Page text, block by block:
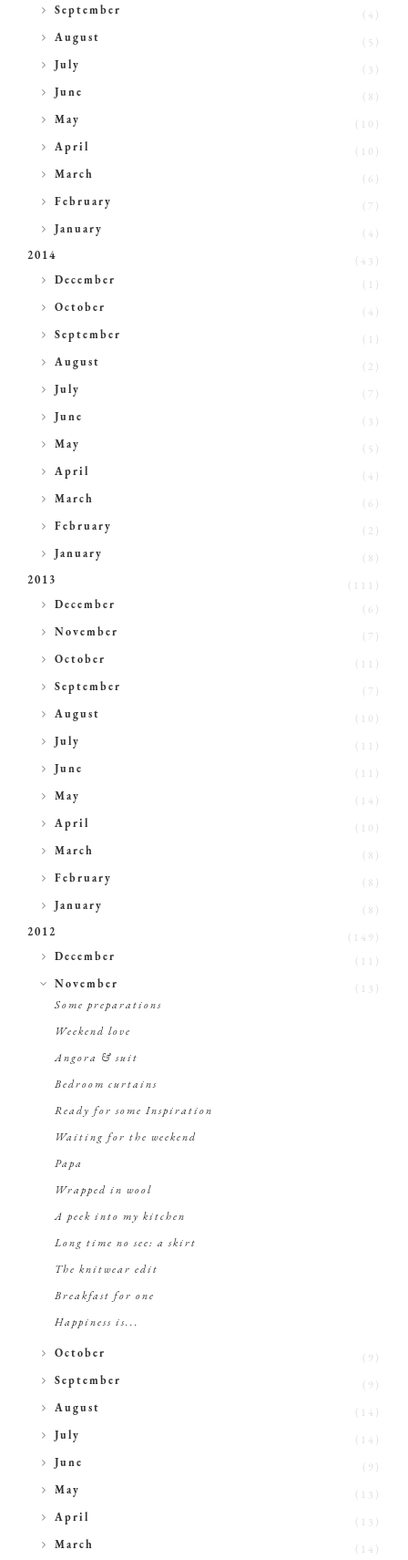
►
September
(4)
►
August
(5)
►
July
(3)
►
June
(8)
►
May
►
April
►
March
(6)
►
February
►
January
(4)
2014
(43)
►
December
►
October
(4)
►
September
►
August
(2)
►
July
►
June
(3)
►
May
(5)
►
April
(4)
►
March
(6)
►
February
(2)
►
January
(8)
2013
►
December
(6)
►
November
►
October
►
September
►
August
►
July
►
June
►
May
(14)
►
April
►
March
(8)
►
February
(8)
►
January
(8)
2012
(149)
►
December
▼
November
(13)
Some preparations
Weekend love
Angora & suit
Bedroom curtains
Ready for some Inspiration
Waiting for the weekend
Papa
Wrapped in wool
A peek into my kitchen
Long time no see: a skirt
The knitwear edit
Breakfast for one
Happiness is...
► October
(9)
►
September
(9)
►
August
(14)
►
July
(14)
►
June
(9)
►
May
(13)
►
April
(13)
►
March (14)